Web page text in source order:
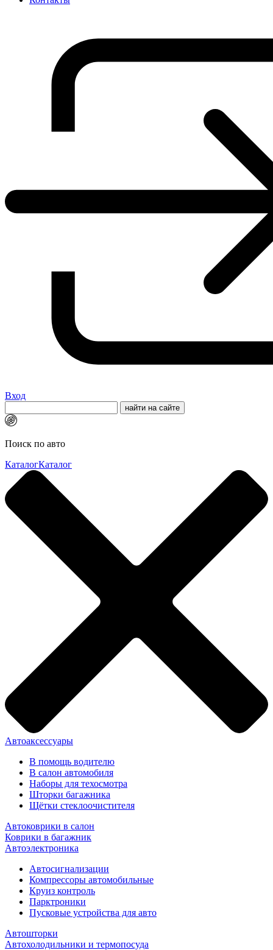
Вход
Поиск по авто
КаталогКаталог
Автоаксессуары
В помощь водителю
В салон автомобиля
Наборы для техосмотра
Шторки багажника
Щётки стеклоочистителя
Автоковрики в салон
Коврики в багажник
Автоэлектроника
Автосигнализации
Компрессоры автомобильные
Круиз контроль
Парктроники
Пусковые устройства для авто
Автошторки
Автохолодильники и термопосуда